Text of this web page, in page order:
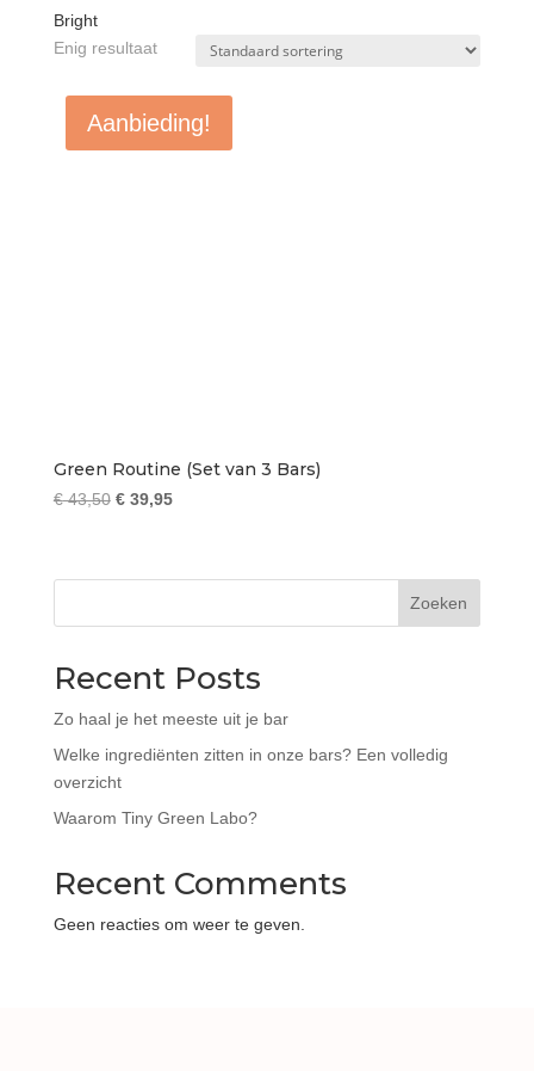
Bright
Enig resultaat
Aanbieding!
Green Routine (Set van 3 Bars)
€43,50 Oorspronkelijke
€ 43,50.
€39,95Huidige
€ 39,95.
Zoeken
Recent Posts
Zo haal je het meeste uit je bar
Welke ingrediënten zitten in onze bars? Een volledig
overzicht
Waarom Tiny Green Labo?
Recent Comments
Geen reacties om weer te geven.